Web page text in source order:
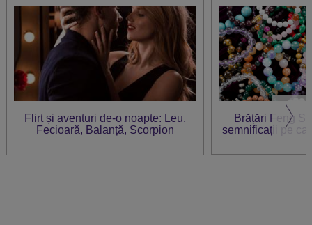
Flirt și aventuri de-o noapte: Leu,
Fecioară, Balanță, Scorpion
Brățări Feng
semnificații pe